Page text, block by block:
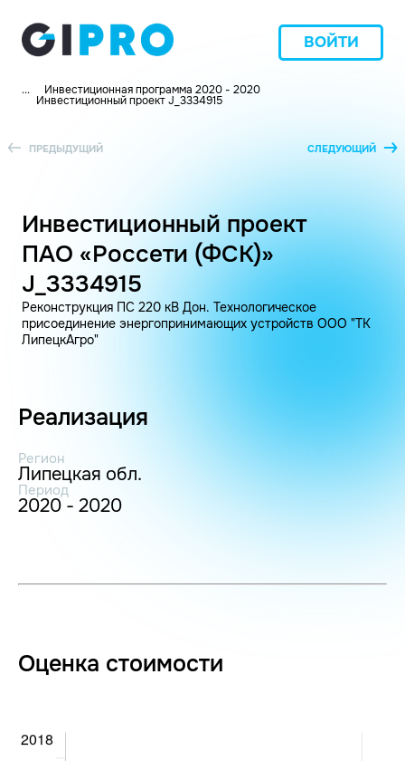
ВОЙТИ
... Инвестиционная программа 2020 - 2020
Инвестиционный проект J_3334915
ПРЕДЫДУЩИЙ СЛЕДУЮЩИЙ
Инвестиционный проект
ПАО «Россети (ФСК)»
J_3334915
Реконструкция ПС 220 кВ Дон. Технологическое
присоединение энергопринимающих устройств ООО "ТК
ЛипецкАгро"
Реализация
Регион
Липецкая обл.
Период
2020 - 2020
Оценка стоимости